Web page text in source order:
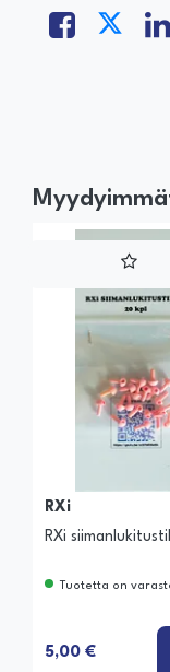
RXi
RXi
Tuotetta on
5,00 €